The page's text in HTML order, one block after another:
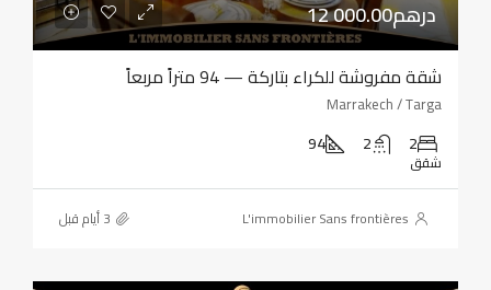
12 000.00درهم
شقة مفروشة للكراء بتاركة — 94 متراً مربعاً
Marrakech / Targa
2
2
94
شقق
L'immobilier Sans frontières